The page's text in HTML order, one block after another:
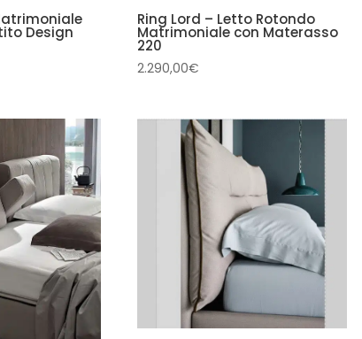
Design
Ring Lord – Letto Rotondo
Matrimoniale con Materasso
220
2.290,00€